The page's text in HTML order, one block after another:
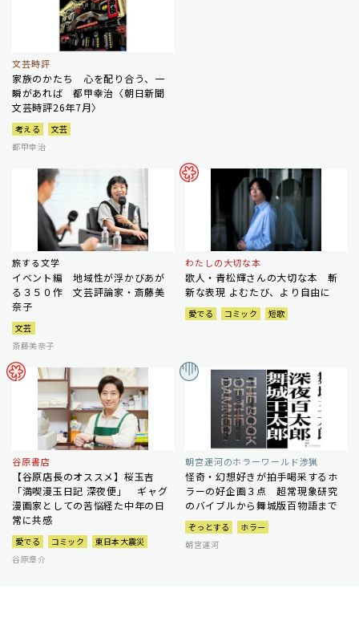
文芸時評
家族のかたち 心を配り合う、一
瞬があれば 都甲幸治〈朝日新聞
文芸時評26年7月〉
考える
文芸
都甲幸治
旅する文学
イベント編 地域性が浮かびあが
る３５０作 文芸評論家・斎藤美
奈子
文芸
斎藤美奈子
わたしの大切な本
歌人・青松輝さんの大切な本 斬
新な表現 よむたび、より自由に
愛でる コミック 短歌
谷原書店
【谷原店長のオススメ】桜玉吉
「満喫漫玉日記 深夜便」 ギャグ
漫画家としての苦悩経た中年の日
常に共感
愛でる コミック
東日本大震災
谷原章介
朝宮運河のホラーワールド渉猟
怪奇・幻想好きが拍手喝采するホ
ラーの好企画３点 超常現象研究
のバイブルから舞城版百物語まで
ぞっとする
ホラー
朝宮運河